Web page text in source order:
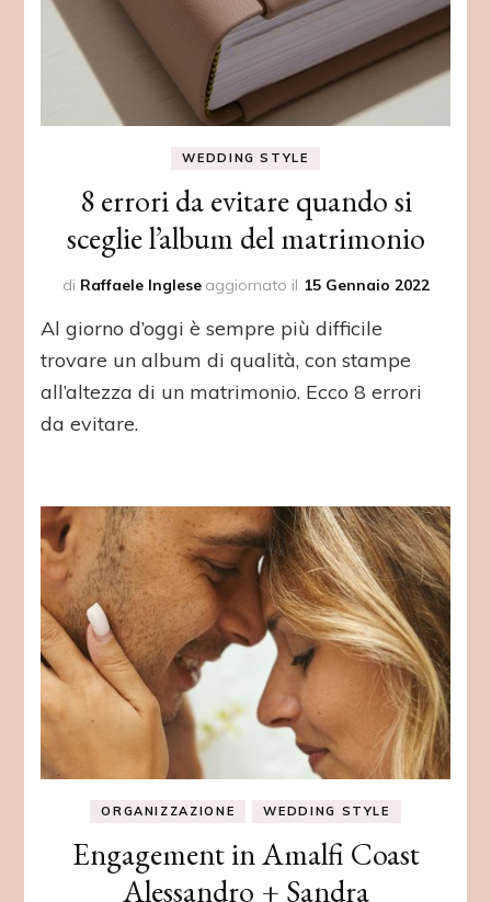
WEDDING STYLE
8 errori da evitare quando si
sceglie l’album del matrimonio
di Raffaele Inglese aggiornato il 15 Gennaio 2022
Al giorno d’oggi è sempre più difficile
trovare un album di qualità, con stampe
all’altezza di un matrimonio. Ecco 8 errori
da evitare.
ORGANIZZAZIONE WEDDING STYLE
Engagement in Amalfi Coast
Alessandro + Sandra